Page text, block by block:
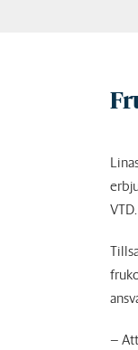
VTD.
–